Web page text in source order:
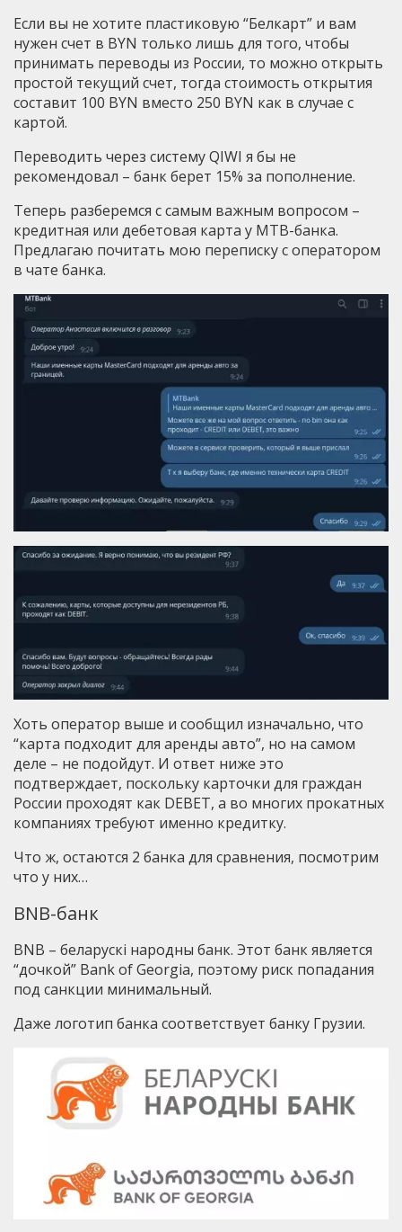
Если вы не хотите пластиковую “Белкарт” и вам
нужен счет в BYN только лишь для того, чтобы
принимать переводы из России, то можно открыть
простой текущий счет, тогда стоимость открытия
составит 100 BYN вместо 250 BYN как в случае с
картой.
Переводить через систему QIWI я бы не
рекомендовал – банк берет 15% за пополнение.
Теперь разберемся с самым важным вопросом –
кредитная или дебетовая карта у MTB-банка.
Предлагаю почитать мою переписку с оператором
в чате банка.
Хоть оператор выше и сообщил изначально, что
“карта подходит для аренды авто”, но на самом
деле – не подойдут. И ответ ниже это
подтверждает, поскольку карточки для граждан
России проходят как DEBET, а во многих прокатных
компаниях требуют именно кредитку.
Что ж, остаются 2 банка для сравнения, посмотрим
что у них…
BNB-банк
BNB – беларускi народны банк. Этот банк является
“дочкой” Bank of Georgia, поэтому риск попадания
под санкции минимальный.
Даже логотип банка соответствует банку Грузии.